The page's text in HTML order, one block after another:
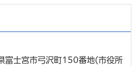
士宮市弓沢町150番地(市役所